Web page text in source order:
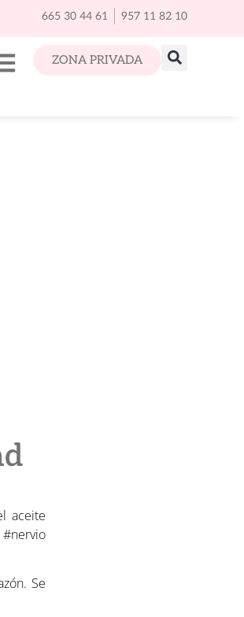
665 30 44 61 957 11 82 10
ZONA PRIVADA
aceite
#nervio
Se